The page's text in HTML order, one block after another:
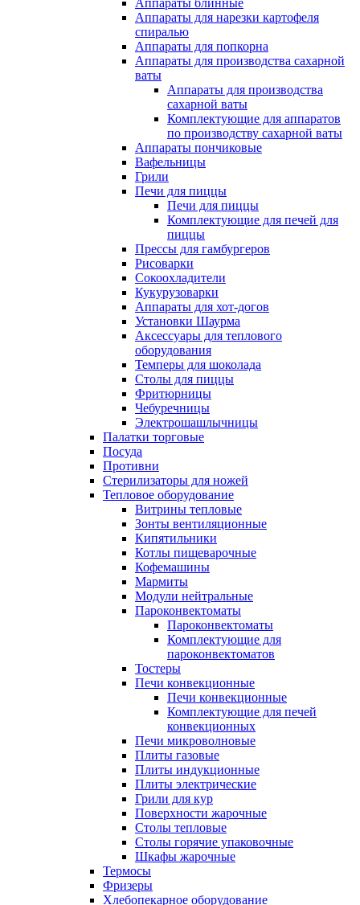
Аппараты блинные
Аппараты для нарезки картофеля
спиралью
Аппараты для попкорна
Аппараты для производства сахарной
ваты
Аппараты для производства
сахарной ваты
Комплектующие для аппаратов
по производству сахарной ваты
Аппараты пончиковые
Вафельницы
Грили
Печи для пиццы
Печи для пиццы
Комплектующие для печей для
пиццы
Прессы для гамбургеров
Рисоварки
Сокоохладители
Кукурузоварки
Аппараты для хот-догов
Установки Шаурма
Аксессуары для теплового
оборудования
Темперы для шоколада
Столы для пиццы
Фритюрницы
Чебуречницы
Электрошашлычницы
Палатки торговые
Посуда
Противни
Стерилизаторы для ножей
Тепловое оборудование
Витрины тепловые
Зонты вентиляционные
Кипятильники
Котлы пищеварочные
Кофемашины
Мармиты
Модули нейтральные
Пароконвектоматы
Пароконвектоматы
Комплектующие для
пароконвектоматов
Тостеры
Печи конвекционные
Печи конвекционные
Комплектующие для печей
конвекционных
Печи микроволновые
Плиты газовые
Плиты индукционные
Плиты электрические
Грили для кур
Поверхности жарочные
Столы тепловые
Столы горячие упаковочные
Шкафы жарочные
Термосы
Фризеры
Хлебопекарное оборудование